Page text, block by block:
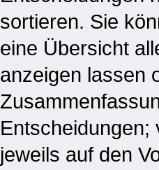
sortieren. Sie
eine Übersicht
anzeigen lassen
Entscheidungen;
jeweils auf den